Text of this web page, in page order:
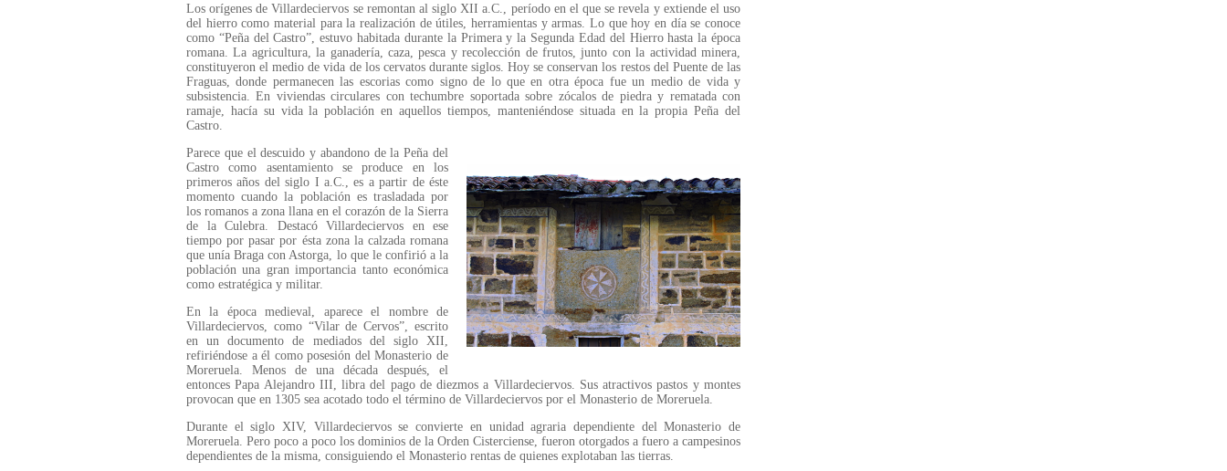
Los orígenes de Villardeciervos se remontan al siglo XII a.C., período en el que se revela y extiende el uso
del hierro como material para la realización de útiles, herramientas y armas. Lo que hoy en día se conoce
como “Peña del Castro”, estuvo habitada durante la Primera y la Segunda Edad del Hierro hasta la época
romana. La agricultura, la ganadería, caza, pesca y recolección de frutos, junto con la actividad minera,
constituyeron el medio de vida de los cervatos durante siglos. Hoy se conservan los restos del Puente de las
Fraguas, donde permanecen las escorias como signo de lo que en otra época fue un medio de vida y
subsistencia. En viviendas circulares con techumbre soportada sobre zócalos de piedra y rematada con
ramaje, hacía su vida la población en aquellos tiempos, manteniéndose situada en la propia Peña del
Castro.
Parece que el descuido y abandono de la Peña del
Castro como asentamiento se produce en los
primeros años del siglo I a.C., es a partir de éste
momento cuando la población es trasladada por
los romanos a zona llana en el corazón de la Sierra
de la Culebra. Destacó Villardeciervos en ese
tiempo por pasar por ésta zona la calzada romana
que unía Braga con Astorga, lo que le confirió a la
población una gran importancia tanto económica
como estratégica y militar.
En la época medieval, aparece el nombre de
Villardeciervos, como “Vilar de Cervos”, escrito
en un documento de mediados del siglo XII,
refiriéndose a él como posesión del Monasterio de
Moreruela. Menos de una década después, el
entonces Papa Alejandro III, libra del pago de diezmos a Villardeciervos. Sus atractivos pastos y montes
provocan que en 1305 sea acotado todo el término de Villardeciervos por el Monasterio de Moreruela.
Durante el siglo XIV, Villardeciervos se convierte en unidad agraria dependiente del Monasterio de
Moreruela. Pero poco a poco los dominios de la Orden Cisterciense, fueron otorgados a fuero a campesinos
dependientes de la misma, consiguiendo el Monasterio rentas de quienes explotaban las tierras.